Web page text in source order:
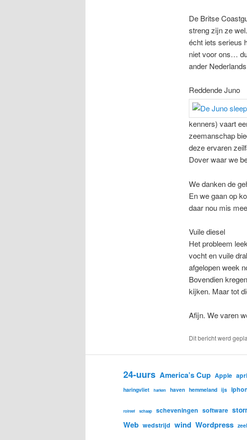
De Britse
streng zijn ze
écht iets serieus
niet voor ons…
ander
Reddende Juno
kenners) vaart
zeemanschap
deze ervaren
Dover waar we
We danken de
En we gaan op
daar nou mis
Vuile diesel
Het probleem
vocht en vuile
afgelopen week
Bovendien
kijken. Maar tot
Afijn. We varen
Dit bericht werd
24-uurs America’s Cup Apple
haringvliet
harken haven hemmeland ijs
rolreef schaap scheveningen software
Web wedstrijd wind Wordpress